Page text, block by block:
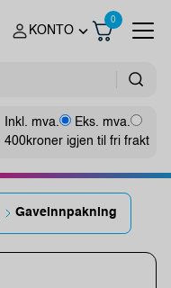
KONTO
0
Inkl. mva.
Eks. mva.
400kroner igjen til fri frakt
Gaveinnpakning